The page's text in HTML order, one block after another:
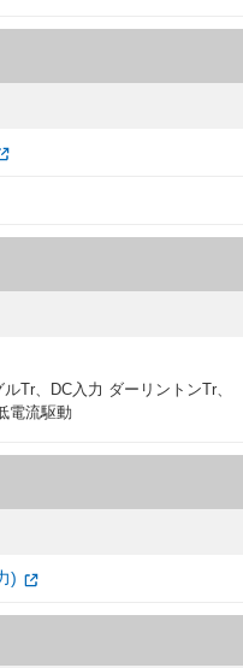
Tr、DC入力 ダーリントンTr、
電流駆動
)